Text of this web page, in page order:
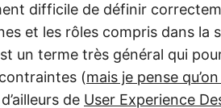
difficile de définir
et les rôles compris dans la
un terme très général qui
(mais je pense
de User Experience